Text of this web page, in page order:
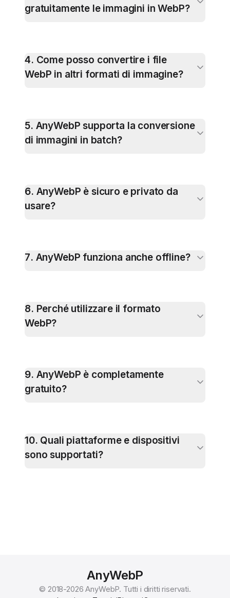
gratuitamente le immagini in WebP?
4. Come posso convertire i file
WebP in altri formati di immagine?
5. AnyWebP supporta la conversione
di immagini in batch?
6. AnyWebP è sicuro e privato da
usare?
7. AnyWebP funziona anche offline?
8. Perché utilizzare il formato
WebP?
9. AnyWebP è completamente
gratuito?
10. Quali piattaforme e dispositivi
sono supportati?
AnyWebP
© 2018-2026 AnyWebP. Tutti i diritti riservati.